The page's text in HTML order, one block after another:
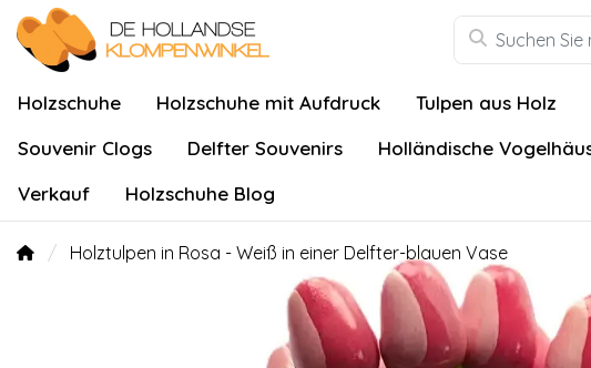
Holzschuhe Holzschuhe mit Aufdruck Tulpen aus Holz
Souvenir Clogs
Delfter Souvenirs Holländische
Verkauf
Holzschuhe Blog
Holztulpen in Rosa - Weiß in einer Delfter-blauen Vase